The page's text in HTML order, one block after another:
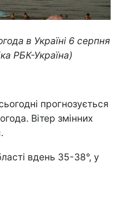
в Україні 6 серпня
РБК-Україна)
прогнозується
Вітер змінних
вдень 35-38°, у